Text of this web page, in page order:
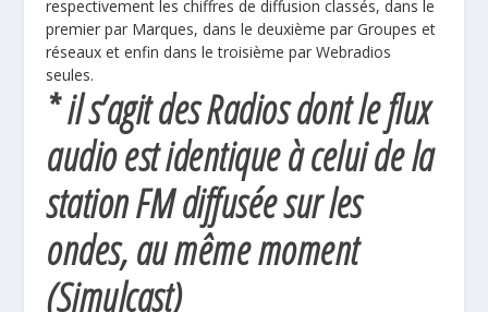
respectivement les chiffres de diffusion classés, dans le
premier par Marques, dans le deuxième par Groupes et
réseaux et enfin dans le troisième par Webradios
seules.
* il s’agit des Radios dont le flux
audio est identique à celui de la
station FM diffusée sur les
ondes, au même moment
(Simulcast)